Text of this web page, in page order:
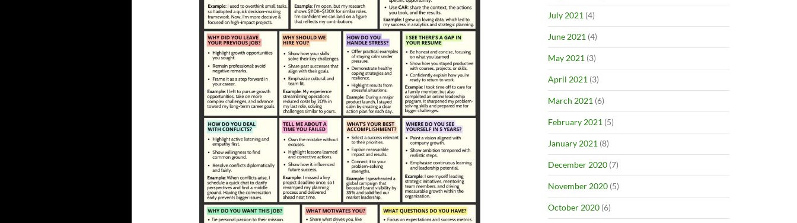
July 2021 (4)
June 2021 (4)
May 2021 (3)
April 2021 (3)
March 2021 (6)
February 2021 (5)
January 2021 (8)
December 2020 (7)
November 2020 (5)
October 2020 (6)